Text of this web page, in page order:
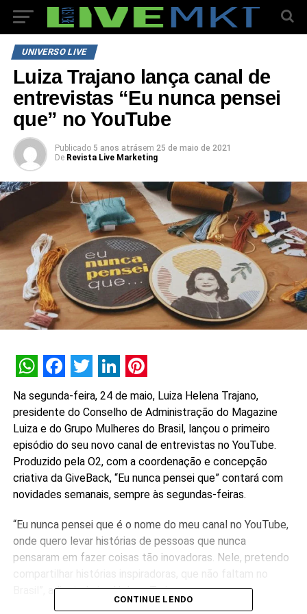
UNIVERSO LIVE
Luiza Trajano lança canal de
entrevistas “Eu nunca pensei
que” no YouTube
Publicado 5 anos atrásem 25 de maio de 2021
De Revista Live Marketing
WhatsApp
Facebook
Twitter
LinkedIn
Pinterest
Na segunda-feira, 24 de maio, Luiza Helena Trajano,
presidente do Conselho de Administração do Magazine
Luiza e do Grupo Mulheres do Brasil, lançou o primeiro
episódio do seu novo canal de entrevistas no YouTube.
Produzido pela O2, com a coordenação e concepção
criativa da GiveBack, “Eu nunca pensei que” contará com
novidades semanais, sempre às segundas-feiras.
“Eu nunca pensei que é o nome do meu canal no YouTube,
onde quero levar histórias de pessoas que nunca
pensaram em fazer coisas tão inovadoras. Nele, pretendo
compartilhar histórias inspiradoras, que não faltam no
Brasil”, adianta Luiza Helena Trajano.
CONTINUE LENDO